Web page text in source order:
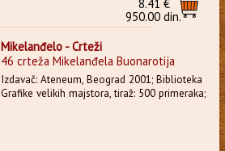
8.41 €
950.00 din.
Mikelanđelo - Crteži
46 crteža Mikelanđela Buonarotija
Izdavač: Ateneum, Beograd 2001; Biblioteka
Grafike velikih majstora, tiraž: 500 primeraka;